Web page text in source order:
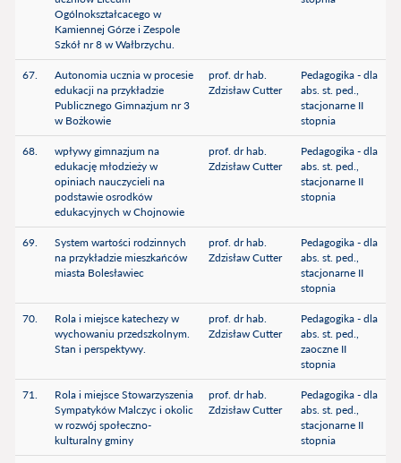
Ogólnokształcacego w
Kamiennej Górze i Zespole
Szkół nr 8 w Wałbrzychu.
67.
Autonomia ucznia w procesie
edukacji na przykładzie
Publicznego Gimnazjum nr 3
w Bożkowie
prof. dr hab.
Zdzisław Cutter
Pedagogika - dla
abs. st. ped.,
stacjonarne II
stopnia
68.
wpływy gimnazjum na
edukację młodzieży w
opiniach nauczycieli na
podstawie osrodków
edukacyjnych w Chojnowie
prof. dr hab.
Zdzisław Cutter
Pedagogika - dla
abs. st. ped.,
stacjonarne II
stopnia
69.
System wartości rodzinnych
na przykładzie mieszkańców
miasta Bolesławiec
prof. dr hab.
Zdzisław Cutter
Pedagogika - dla
abs. st. ped.,
stacjonarne II
stopnia
70.
Rola i miejsce katechezy w
wychowaniu przedszkolnym.
Stan i perspektywy.
prof. dr hab.
Zdzisław Cutter
Pedagogika - dla
abs. st. ped.,
zaoczne II
stopnia
71.
Rola i miejsce Stowarzyszenia
Sympatyków Malczyc i okolic
w rozwój społeczno-
kulturalny gminy
prof. dr hab.
Zdzisław Cutter
Pedagogika - dla
abs. st. ped.,
stacjonarne II
stopnia